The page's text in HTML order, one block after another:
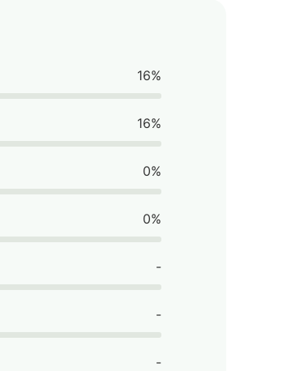
16%
16%
0%
0%
-
-
-